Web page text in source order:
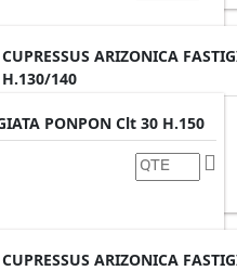
CUPRESSUS ARIZONICA
H.130/140
Pour voir les prix et les
quantités, vous devez vous
qu'utilisateur autorisé par
PONPON Clt 30 H.150
CUPRESSUS ARIZONICA